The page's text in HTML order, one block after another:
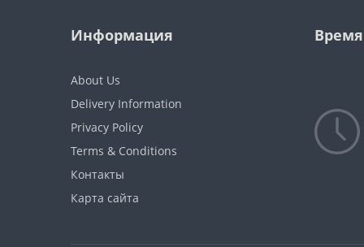
Информация
About Us
Delivery Information
Privacy Policy
Terms & Conditions
Контакты
Карта сайта